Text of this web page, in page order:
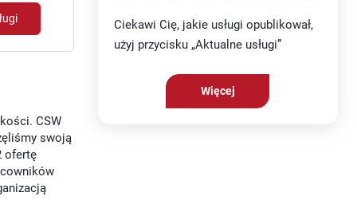
CSW
swoją
ofertę
Ciekawi Cię, jakie usługi opublikował,
użyj przycisku „Aktualne usługi”
Więcej